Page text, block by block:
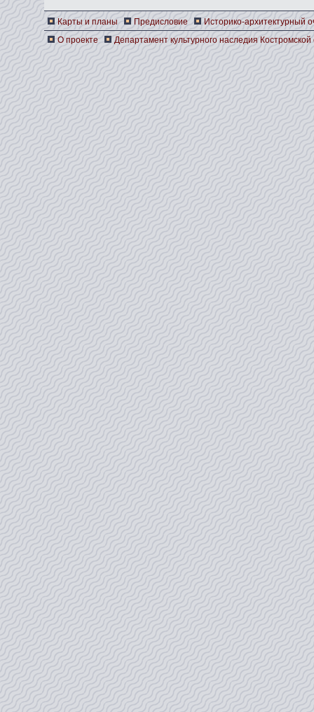
Карты и планы Предисловие
Историко-архитектурный
О проекте
Департамент культурного наследия Костромской